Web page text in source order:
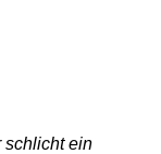
schlicht ein